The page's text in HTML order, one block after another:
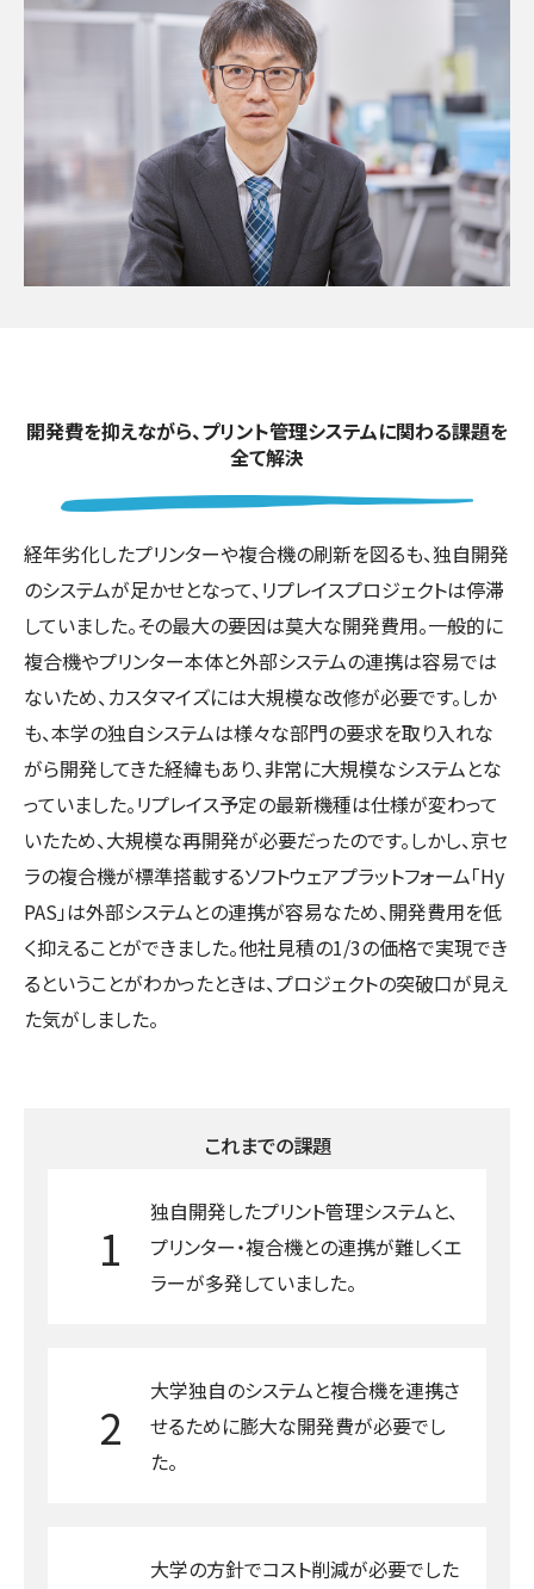
開発費を抑えながら、プリント管理システムに関わる課題を
全て解決
経年劣化したプリンターや複合機の刷新を図るも、独自開発
のシステムが足かせとなって、リプレイスプロジェクトは停滞
していました。その最大の要因は莫大な開発費用。一般的に
複合機やプリンター本体と外部システムの連携は容易では
ないため、カスタマイズには大規模な改修が必要です。しか
も、本学の独自システムは様々な部門の要求を取り入れな
がら開発してきた経緯もあり、非常に大規模なシステムとな
っていました。リプレイス予定の最新機種は仕様が変わって
いたため、大規模な再開発が必要だったのです。しかし、京セ
ラの複合機が標準搭載するソフトウェアプラットフォーム「Hy
PAS」は外部システムとの連携が容易なため、開発費用を低
く抑えることができました。他社見積の1/3の価格で実現でき
るということがわかったときは、プロジェクトの突破口が見え
た気がしました。
これまでの課題
1
独自開発したプリント管理システムと、
プリンター・複合機との連携が難しくエ
ラーが多発していました。
2
大学独自のシステムと複合機を連携さ
せるために膨大な開発費が必要でし
た。
大学の方針でコスト削減が必要でした